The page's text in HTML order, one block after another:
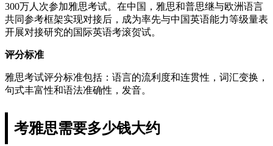
300万人次参加雅思考试。在中国，雅思和普思继与欧洲语言
共同参考框架实现对接后，成为率先与中国英语能力等级量表
开展对接研究的国际英语考滚贺试。
评分标准
雅思考试评分标准包括：语言的流利度和连贯性，词汇变换，
句式丰富性和语法准确性，发音。
考雅思需要多少钱大约